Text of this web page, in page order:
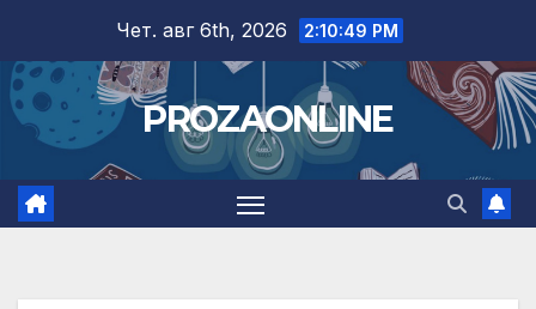
content
Чет. авг 6th, 2026 2:10:50 PM
PROZAONLINE